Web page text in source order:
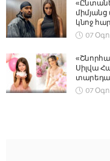
կնոջ
07
Սիլվա
07